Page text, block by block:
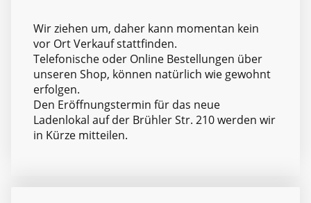
Wir ziehen um, daher kann momentan kein
vor Ort Verkauf stattfinden.
Telefonische oder Online Bestellungen über
unseren Shop, können natürlich wie gewohnt
erfolgen.
Den Eröffnungstermin für das neue
Ladenlokal auf der Brühler Str. 210 werden wir
in Kürze mitteilen.